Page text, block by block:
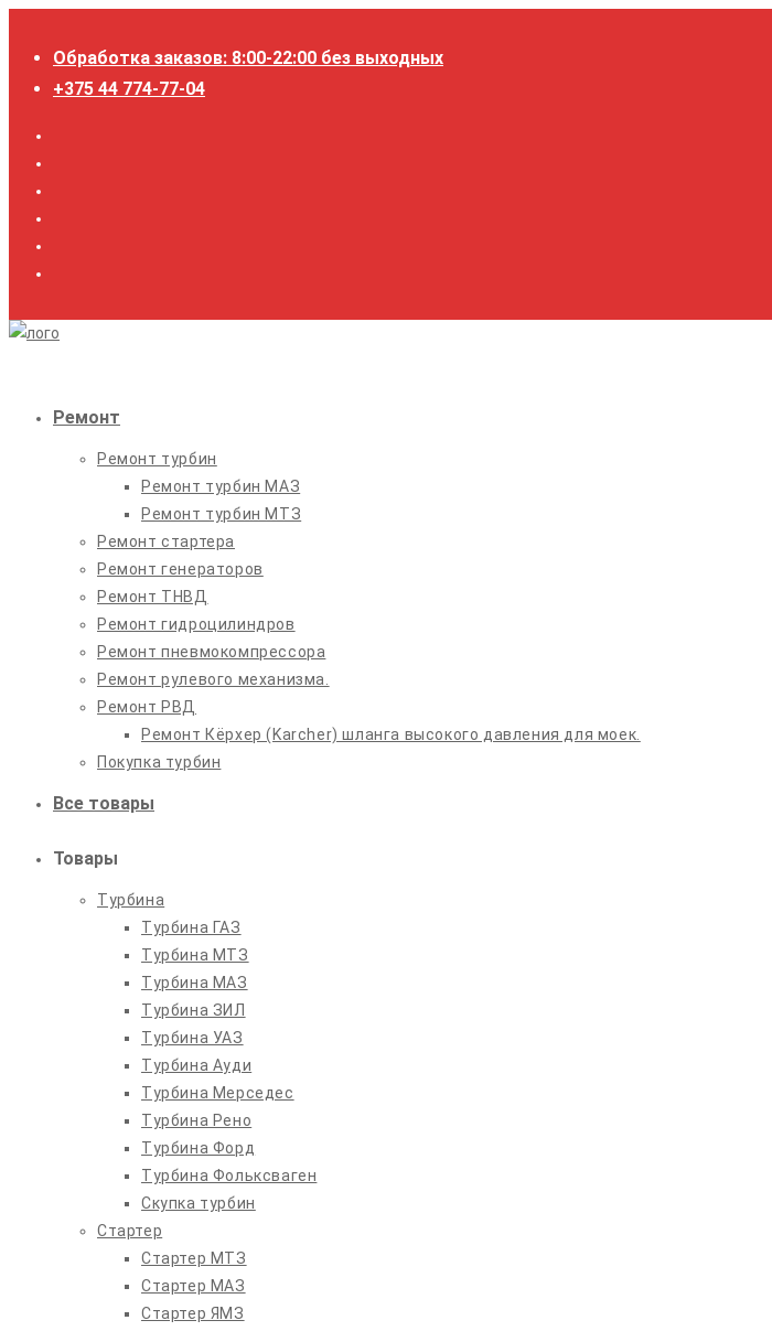
Обработка заказов: 8:00-22:00 без выходных
+375 44 774-77-04
Ремонт
Ремонт турбин
Ремонт турбин МАЗ
Ремонт турбин МТЗ
Ремонт стартера
Ремонт генераторов
Ремонт ТНВД
Ремонт гидроцилиндров
Ремонт пневмокомпрессора
Ремонт рулевого механизма.
Ремонт РВД
Ремонт Кёрхер (Karcher) шланга высокого давления для моек.
Покупка турбин
Все товары
Товары
Турбина
Турбина ГАЗ
Турбина МТЗ
Турбина МАЗ
Турбина ЗИЛ
Турбина УАЗ
Турбина Ауди
Турбина Мерседес
Турбина Рено
Турбина Форд
Турбина Фольксваген
Скупка турбин
Стартер
Стартер МТЗ
Стартер МАЗ
Стартер ЯМЗ